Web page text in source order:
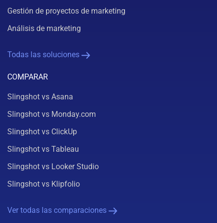
Gestión de proyectos de marketing
Análisis de marketing
Todas las soluciones
COMPARAR
Slingshot vs Asana
Slingshot vs Monday.com
Slingshot vs ClickUp
Slingshot vs Tableau
Slingshot vs Looker Studio
Slingshot vs Klipfolio
Ver todas las comparaciones